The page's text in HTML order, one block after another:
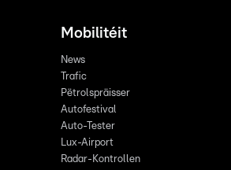
Mobilitéit
News
Trafic
Pëtrolspräisser
Autofestival
Auto-Tester
Lux-Airport
Radar-Kontrollen